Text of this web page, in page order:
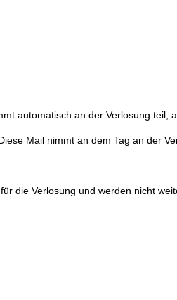
automatisch an der Verlosung teil,
Mail nimmt an dem Tag an der
die Verlosung und werden nicht